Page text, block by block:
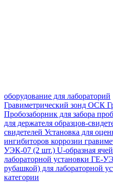
оборудование для лабораторий
Гравиметрический зонд ОСК
Пробозаборник для забора проб
для держателя образцов-
свидетелей Установка для
ингибиторов коррозии
УЭК-07 (2 шт.) U-образная
лабораторной установки ГЕ-
рубашкой) для лабораторной
категории